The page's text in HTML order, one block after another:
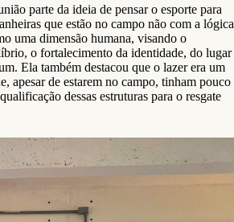
parte da ideia de pensar o esporte para
que estão no campo não com a lógica
uma dimensão humana, visando o
o fortalecimento da identidade, do lugar
Ela também destacou que o lazer era um
apesar de estarem no campo, tinham pouco
dessas estruturas para o resgate